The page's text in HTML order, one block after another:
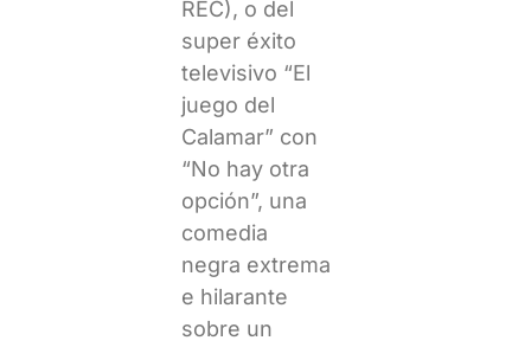
REC), o del
super éxito
televisivo “El
juego del
Calamar” con
“No hay otra
opción”, una
comedia
negra extrema
e hilarante
sobre un